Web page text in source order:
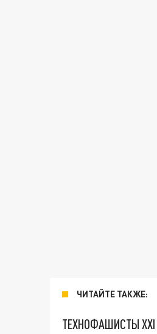
ЧИТАЙТЕ ТАКЖЕ:
ТЕХНОФАШИСТЫ